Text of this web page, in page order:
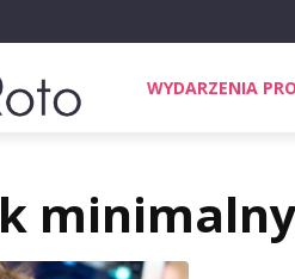
WYDARZENIA